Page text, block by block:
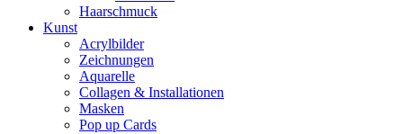
Haarschmuck
Kunst
Acrylbilder
Zeichnungen
Aquarelle
Collagen & Installationen
Masken
Pop up Cards